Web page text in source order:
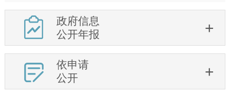
政府信息
公开年报
依申请
公开